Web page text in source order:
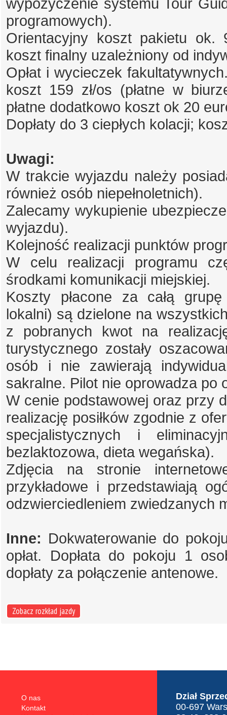
programowych).
Orientacyjny koszt pakietu ok.
koszt finalny uzależniony od
Opłat i wycieczek
koszt 159 zł/os (płatne w
płatne dodatkowo koszt ok 20
Dopłaty do 3 ciepłych kolacji;
Uwagi:
W trakcie wyjazdu należy
również osób niepełnoletnich).
Zalecamy wykupienie
wyjazdu).
Kolejność realizacji punktów
W celu realizacji programu
środkami komunikacji miejskiej.
Koszty płacone za całą
lokalni) są dzielone na
z pobranych kwot na
turystycznego zostały
osób i nie zawierają
sakralne. Pilot nie oprowadza po
W cenie podstawowej oraz przy
realizację posiłków zgodnie z
specjalistycznych i
bezlaktozowa, dieta wegańska).
Zdjęcia na stronie
przykładowe i przedstawiają
odzwierciedleniem zwiedzanych
Inne: Dokwaterowanie do
opłat. Dopłata do pokoju 1
dopłaty za połączenie antenowe.
Zobacz rozkład jazdy
O nas
Kontakt
Dział
00-697